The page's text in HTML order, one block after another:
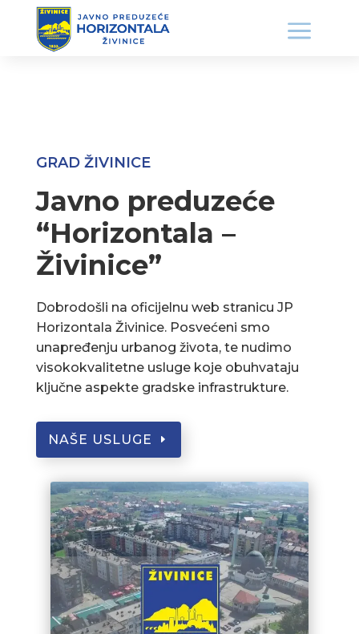
GRAD ŽIVINICE
Javno preduzeće
“Horizontala –
Živinice”
Dobrodošli na oficijelnu web stranicu JP
Horizontala Živinice. Posvećeni smo
unapređenju urbanog života, te nudimo
visokokvalitetne usluge koje obuhvataju
ključne aspekte gradske infrastrukture.
NAŠE USLUGE